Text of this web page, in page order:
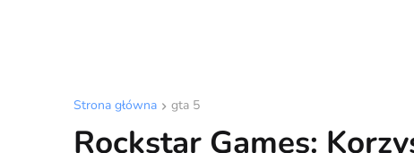
Strona główna gta 5
Rockstar Games: